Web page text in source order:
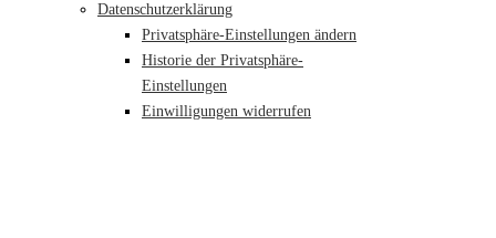
Datenschutzerklärung
Privatsphäre-Einstellungen ändern
Historie der Privatsphäre-
Einstellungen
Einwilligungen widerrufen